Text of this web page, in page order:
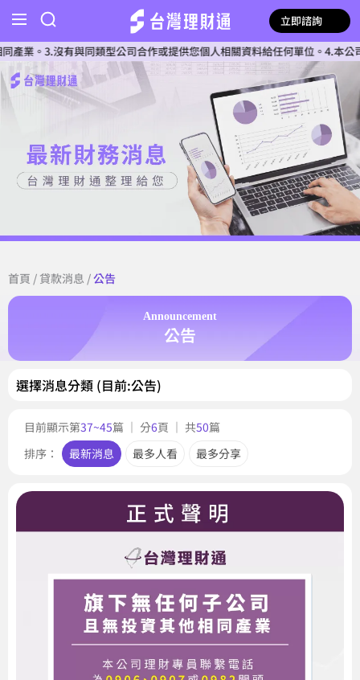
立即諮詢
與同類型公司合作或提供您個人相關資料給任何單位。4.本公司確認核
首頁 / 貸款消息 /公告
Announcement
公告
選擇消息分類 (目前:公告)
目前顯示第37~45篇 ｜ 分6頁 ｜ 共50篇
排序：
最新消息 最多人看 最多分享